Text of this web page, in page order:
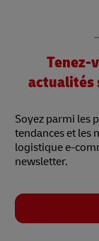
Tenez-
actualités
Soyez parmi les
tendances et les
logistique e-
newsletter.